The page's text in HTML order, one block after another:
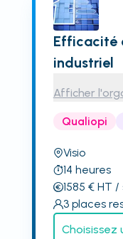
Efficacité
industriel
Afficher
Qualiopi
Visio
14 heures
1585 € HT /
3 places
Choisissez